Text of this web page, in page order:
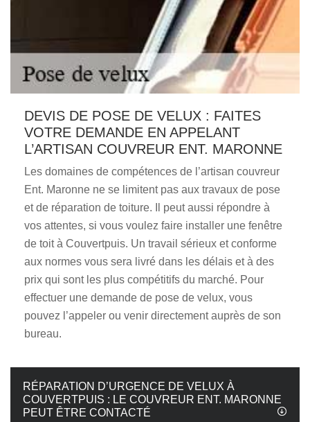
DEVIS DE POSE DE VELUX : FAITES
VOTRE DEMANDE EN APPELANT
L’ARTISAN COUVREUR ENT. MARONNE
Les domaines de compétences de l’artisan couvreur
Ent. Maronne ne se limitent pas aux travaux de pose
et de réparation de toiture. Il peut aussi répondre à
vos attentes, si vous voulez faire installer une fenêtre
de toit à Couvertpuis. Un travail sérieux et conforme
aux normes vous sera livré dans les délais et à des
prix qui sont les plus compétitifs du marché. Pour
effectuer une demande de pose de velux, vous
pouvez l’appeler ou venir directement auprès de son
bureau.
RÉPARATION D’URGENCE DE VELUX À
COUVERTPUIS : LE COUVREUR ENT. MARONNE
PEUT ÊTRE CONTACTÉ